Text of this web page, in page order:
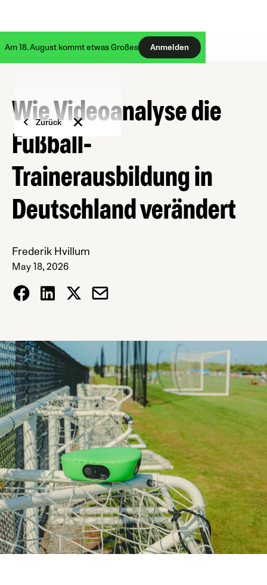
Am 18. August kommt etwas Großes Anmelden
Zurück
Wie Videoanalyse die
Fußball-
Trainerausbildung in
Deutschland verändert
Frederik Hvillum
May 18, 2026